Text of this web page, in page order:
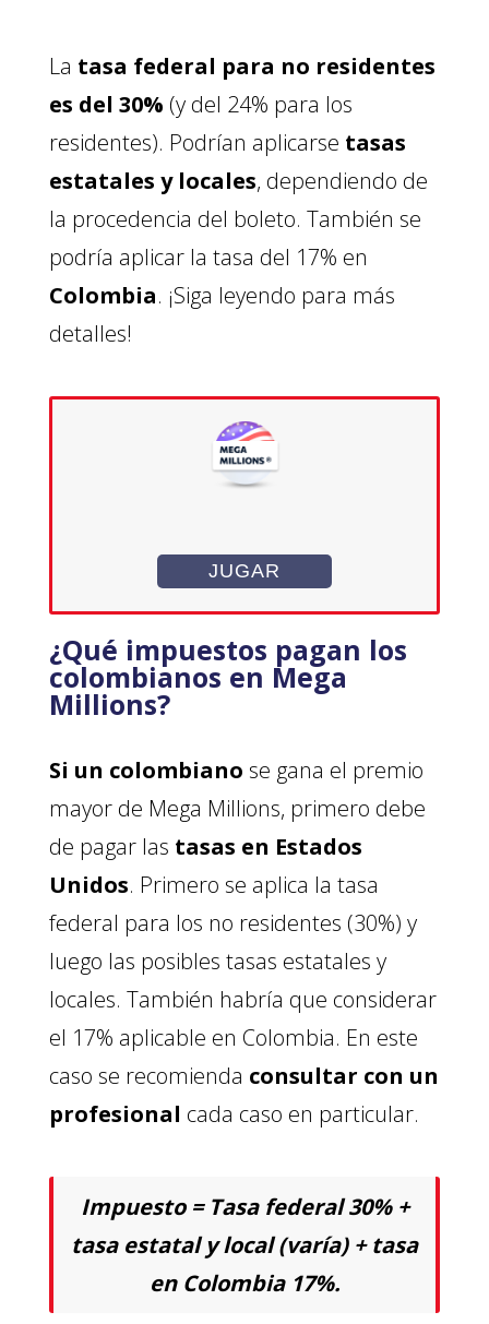
La tasa federal para no residentes
es del 30% (y del 24% para los
residentes). Podrían aplicarse tasas
estatales y locales, dependiendo de
la procedencia del boleto. También se
podría aplicar la tasa del 17% en
Colombia. ¡Siga leyendo para más
detalles!
JUGAR
¿Qué impuestos pagan los
colombianos en Mega
Millions?
Si un colombiano se gana el premio
mayor de Mega Millions, primero debe
de pagar las tasas en Estados
Unidos. Primero se aplica la tasa
federal para los no residentes (30%) y
luego las posibles tasas estatales y
locales. También habría que considerar
el 17% aplicable en Colombia. En este
caso se recomienda consultar con un
profesional cada caso en particular.
Impuesto = Tasa federal 30% +
tasa estatal y local (varía) + tasa
en Colombia 17%.